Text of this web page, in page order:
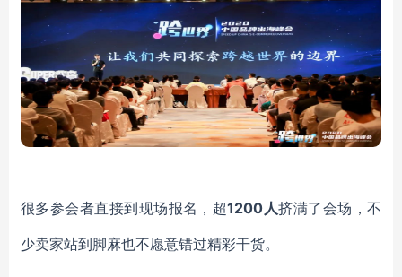
很多参会者直接到现场报名，超1200人挤满了会场，不
少卖家站到脚麻也不愿意错过精彩干货。